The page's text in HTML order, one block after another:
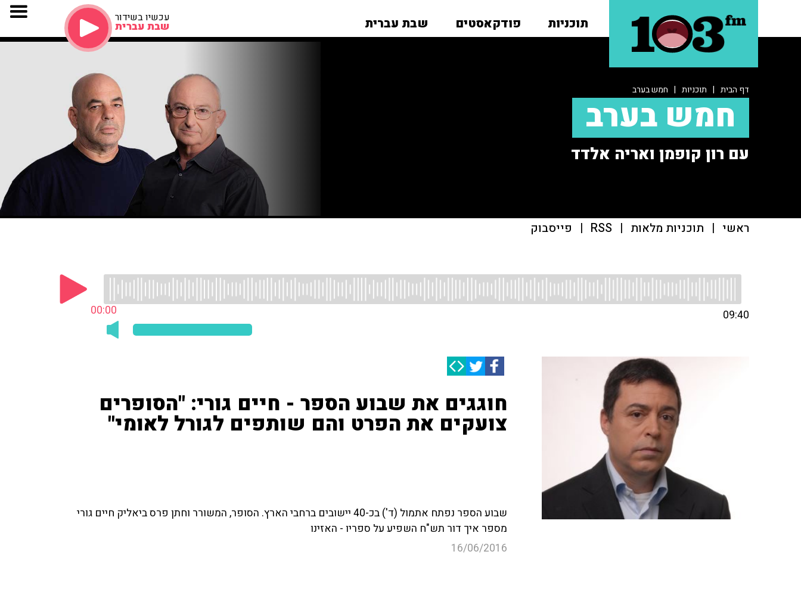
תוכניות פודקאסטים שבת עברית עכשיו בשידור
שבת עברית
דף הבית | תוכניות | חמש בערב
חמש בערב
עם רון קופמן ואריה אלדד
ראשי | תוכניות מלאות |
RSS
| פייסבוק
00:00 09:40
חוגגים את שבוע הספר - חיים גורי: "הסופרים
צועקים את הפרט והם שותפים לגורל לאומי"
שבוע הספר נפתח אתמול (ד') בכ-40 יישובים ברחבי הארץ. הסופר, המשורר וחתן פרס ביאליק חיים גורי
מספר איך דור תש"ח השפיע על ספריו - האזינו
16/06/2016